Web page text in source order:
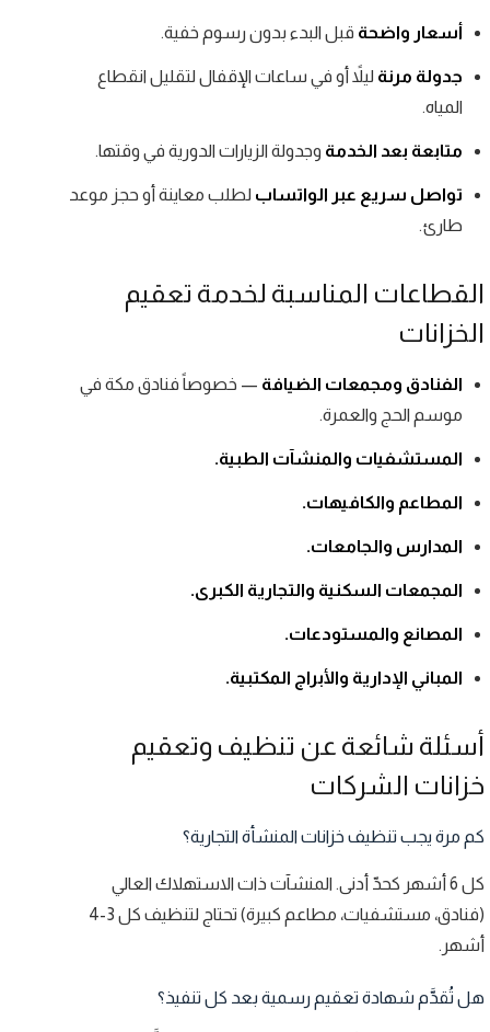
أسعار واضحة قبل البدء بدون رسوم خفية.
جدولة مرنة ليلاً أو في ساعات الإقفال لتقليل انقطاع
المياه.
متابعة بعد الخدمة وجدولة الزيارات الدورية في وقتها.
تواصل سريع عبر الواتساب لطلب معاينة أو حجز موعد
طارئ.
القطاعات المناسبة لخدمة تعقيم
الخزانات
الفنادق ومجمعات الضيافة — خصوصاً فنادق مكة في
موسم الحج والعمرة.
المستشفيات والمنشآت الطبية.
المطاعم والكافيهات.
المدارس والجامعات.
المجمعات السكنية والتجارية الكبرى.
المصانع والمستودعات.
المباني الإدارية والأبراج المكتبية.
أسئلة شائعة عن تنظيف وتعقيم
خزانات الشركات
كم مرة يجب تنظيف خزانات المنشأة التجارية؟
كل 6 أشهر كحدّ أدنى. المنشآت ذات الاستهلاك العالي
(فنادق، مستشفيات، مطاعم كبيرة) تحتاج لتنظيف كل 3-4
أشهر.
هل تُقدَّم شهادة تعقيم رسمية بعد كل تنفيذ؟